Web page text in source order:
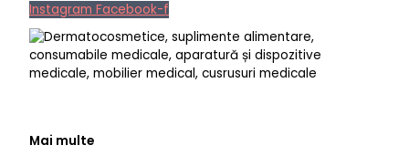
Instagram Facebook-f
Mai multe